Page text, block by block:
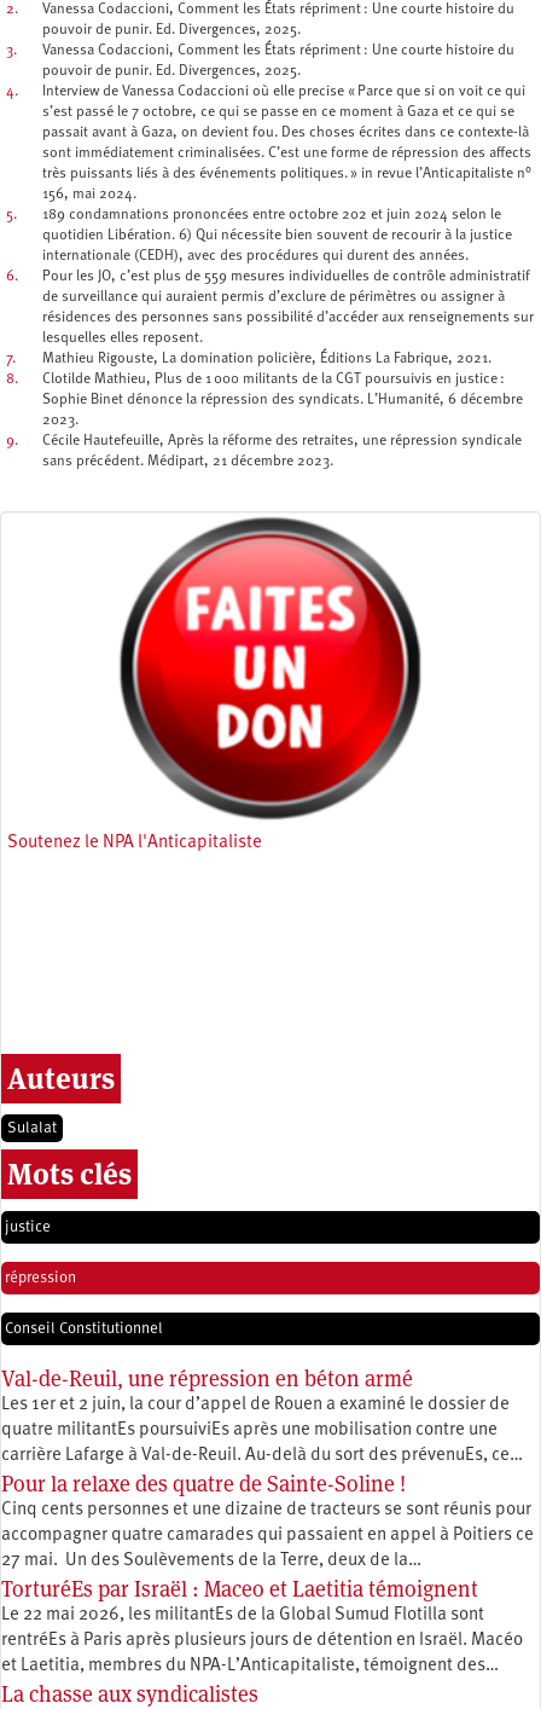
2.
Vanessa Codaccioni, Comment les États répriment : Une courte histoire du
pouvoir de punir. Ed. Divergences, 2025.
3.
Vanessa Codaccioni, Comment les États répriment : Une courte histoire du
pouvoir de punir. Ed. Divergences, 2025.
4.
Interview de Vanessa Codaccioni où elle precise « Parce que si on voit ce qui
s’est passé le 7 octobre, ce qui se passe en ce moment à Gaza et ce qui se
passait avant à Gaza, on devient fou. Des choses écrites dans ce contexte-là
sont immédiatement criminalisées. C’est une forme de répression des affects
très puissants liés à des événements politiques. » in revue l’Anticapitaliste n°
156, mai 2024.
5.
189 condamnations prononcées entre octobre 202 et juin 2024 selon le
quotidien Libération. 6) Qui nécessite bien souvent de recourir à la justice
internationale (CEDH), avec des procédures qui durent des années.
6.
Pour les JO, c’est plus de 559 mesures individuelles de contrôle administratif
de surveillance qui auraient permis d’exclure de périmètres ou assigner à
résidences des personnes sans possibilité d’accéder aux renseignements sur
lesquelles elles reposent.
7.
Mathieu Rigouste, La domination policière, Éditions La Fabrique, 2021.
8.
Clotilde Mathieu, Plus de 1 000 militants de la CGT poursuivis en justice :
Sophie Binet dénonce la répression des syndicats. L’Humanité, 6 décembre
2023.
9.
Cécile Hautefeuille, Après la réforme des retraites, une répression syndicale
sans précédent. Médipart, 21 décembre 2023.
Soutenez le NPA l'Anticapitaliste
Auteurs
Sulalat
Mots clés
justice
répression
Conseil Constitutionnel
Val-de-Reuil, une répression en béton armé
Les 1er et 2 juin, la cour d’appel de Rouen a examiné le dossier de
quatre militantEs poursuiviEs après une mobilisation contre une
carrière Lafarge à Val-de-Reuil. Au-delà du sort des prévenuEs, ce…
Pour la relaxe des quatre de Sainte-Soline !
Cinq cents personnes et une dizaine de tracteurs se sont réunis pour
accompagner quatre camarades qui passaient en appel à Poitiers ce
27 mai. Un des Soulèvements de la Terre, deux de la…
TorturéEs par Israël : Maceo et Laetitia témoignent
Le 22 mai 2026, les militantEs de la Global Sumud Flotilla sont
rentréEs à Paris après plusieurs jours de détention en Israël. Macéo
et Laetitia, membres du ‪NPA-L’Anticapitaliste, témoignent des…
La chasse aux syndicalistes